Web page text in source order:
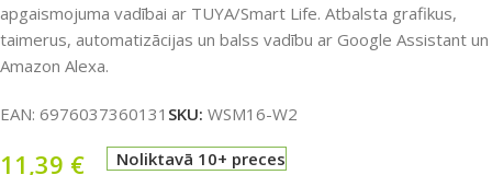
apgaismojuma vadībai ar TUYA/Smart Life. Atbalsta grafikus,
taimerus, automatizācijas un balss vadību ar Google Assistant un
Amazon Alexa.
EAN: 6976037360131 SKU: WSM16-W2
11,39 € Noliktavā 10+ preces